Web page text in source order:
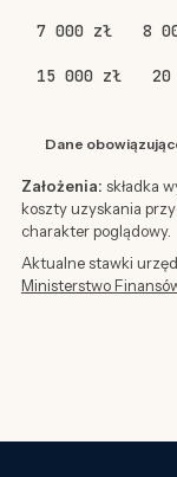
7 000 zł 8
15 000 zł
Dane
Założenia: składka
koszty uzyskania
charakter poglądowy.
Aktualne stawki
Ministerstwo